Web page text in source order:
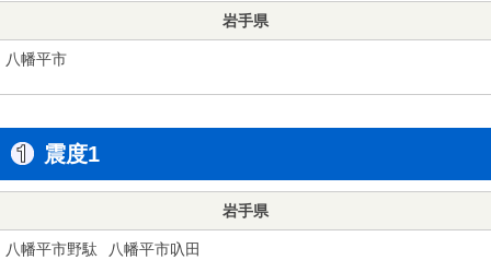
岩手県
八幡平市
震度1
岩手県
八幡平市野駄 八幡平市叺田